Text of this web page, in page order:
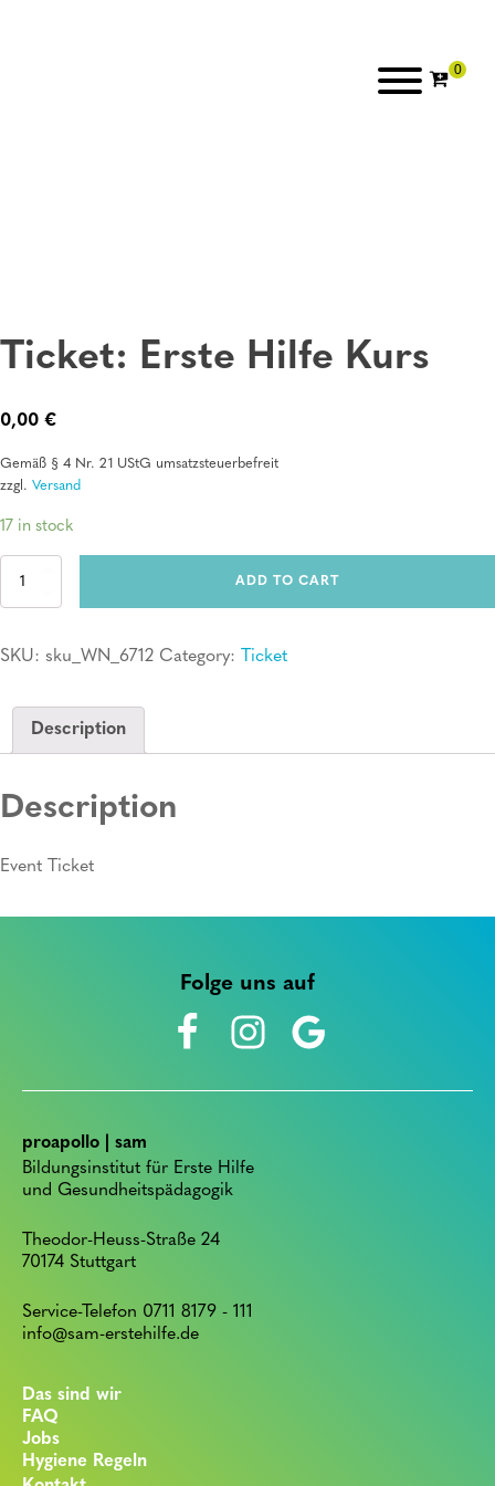
Ticket: Erste Hilfe Kurs
0,00 €
Gemäß § 4 Nr. 21 UStG umsatzsteuerbefreit
zzgl. Versand
17 in stock
Ticket:
quantity
ADD TO CART
SKU: sku_WN_6712 Category: Ticket
Description
Description
Event Ticket
Folge uns auf
proapollo | sam
Bildungsinstitut für Erste Hilfe
und Gesundheitspädagogik
Theodor-Heuss-Straße 24
70174 Stuttgart
Service-Telefon 0711 8179 - 111
info@sam-erstehilfe.de
Das sind wir
FAQ
Jobs
Hygiene Regeln